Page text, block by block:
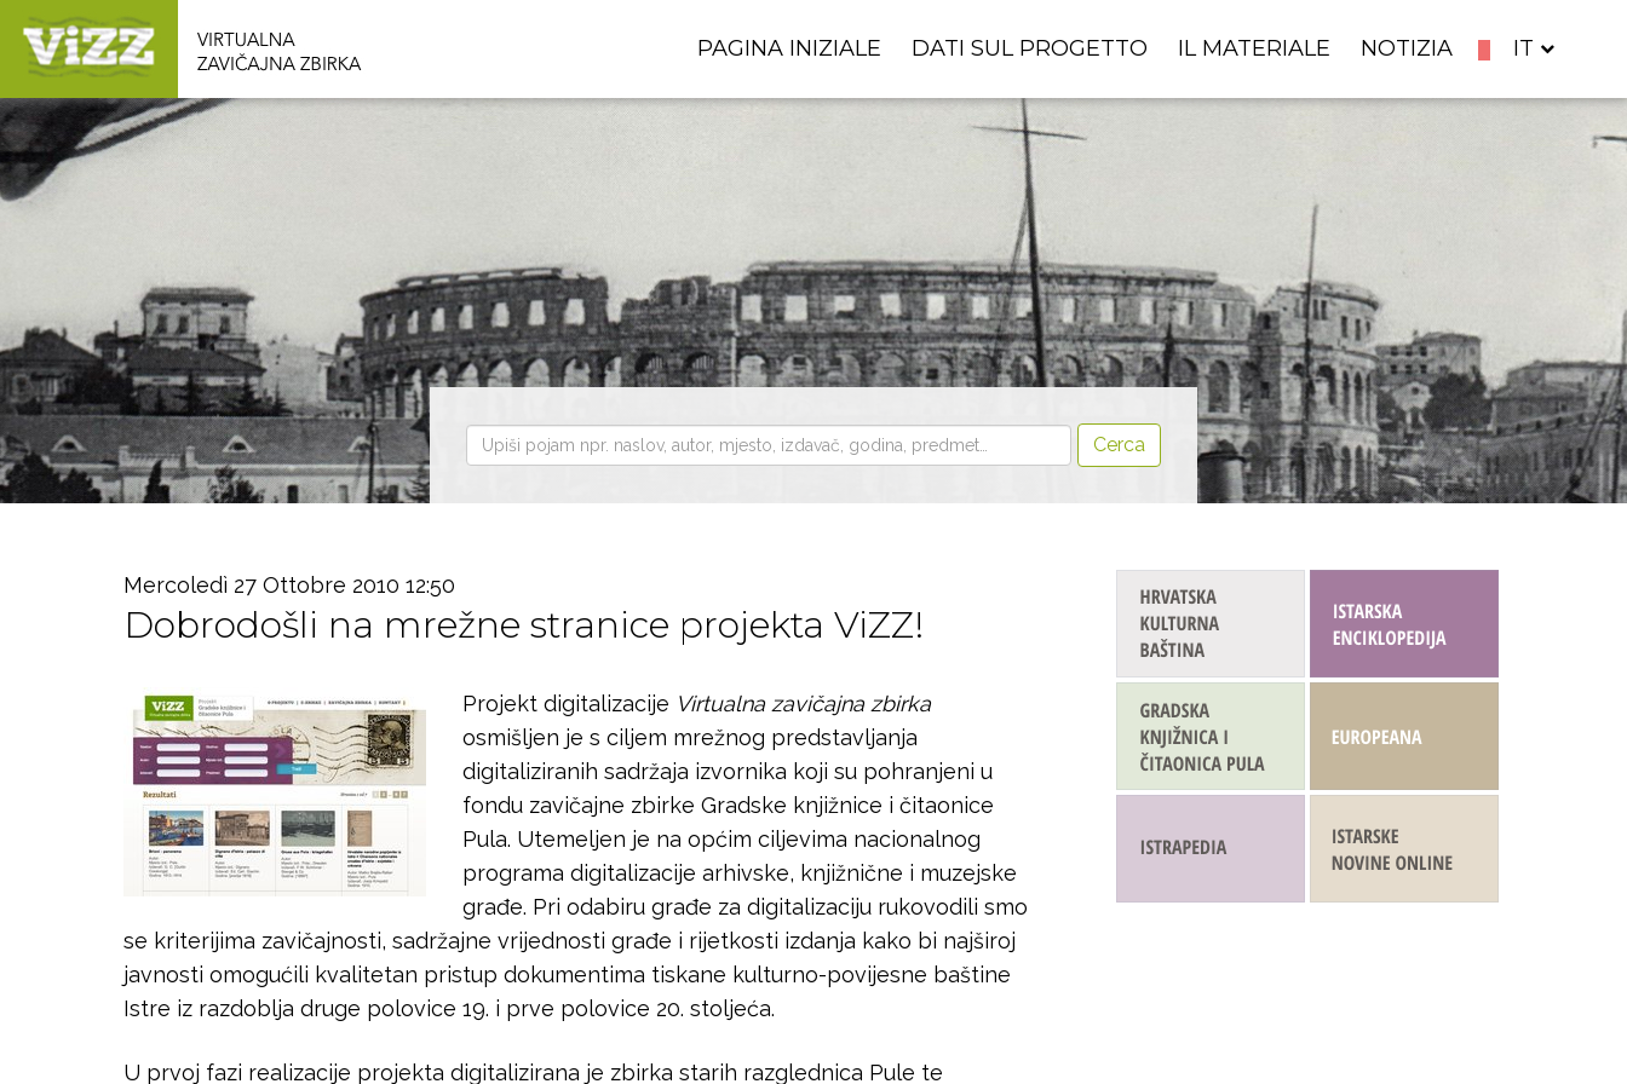
PAGINA INIZIALE DATI SUL PROGETTO IL MATERIALE NOTIZIA IT
Pretraži
zbirku
Cerca
Mercoledì 27 Ottobre 2010 12:50
Dobrodošli na mrežne stranice projekta ViZZ!
Projekt digitalizacije Virtualna zavičajna zbirka
osmišljen je s ciljem mrežnog predstavljanja
digitaliziranih sadržaja izvornika koji su pohranjeni u
fondu zavičajne zbirke Gradske knjižnice i čitaonice
Pula. Utemeljen je na općim ciljevima nacionalnog
programa digitalizacije arhivske, knjižnične i muzejske
građe. Pri odabiru građe za digitalizaciju rukovodili smo
se kriterijima zavičajnosti, sadržajne vrijednosti građe i rijetkosti izdanja kako bi najširoj
javnosti omogućili kvalitetan pristup dokumentima tiskane kulturno-povijesne baštine
Istre iz razdoblja druge polovice 19. i prve polovice 20. stoljeća.
U prvoj fazi realizacije projekta digitalizirana je zbirka starih razglednica Pule te